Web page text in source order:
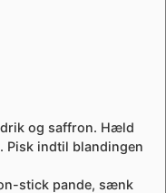
og saffron. Hæld
Pisk indtil blandingen
stick pande, sænk